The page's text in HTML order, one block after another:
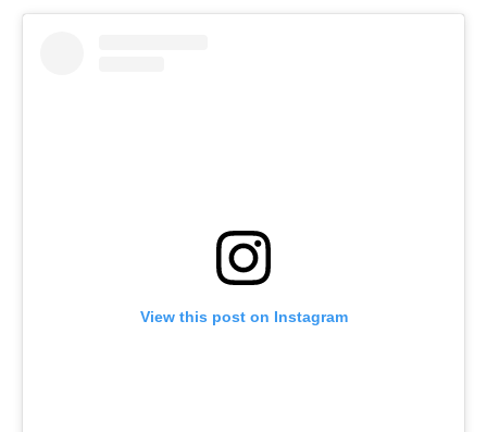
View this post on Instagram